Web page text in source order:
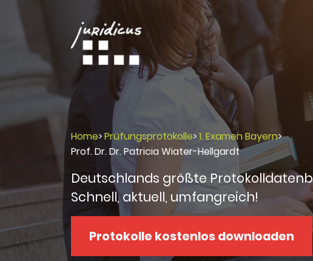
Home>Prüfungsprotokolle>1. Examen Bayern>
Prof. Dr. Dr. Patricia Wiater-Hellgardt
Deutschlands größte
Schnell, aktuell, umfangreich!
Protokolle kostenlos downloaden